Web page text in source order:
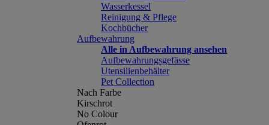
Wasserkessel
Reinigung & Pflege
Kochbücher
Aufbewahrung
Alle in Aufbewahrung ansehen
Aufbewahrungsgefässe
Utensilienbehälter
Pet Collection
Nach Farbe
Kirschrot
No Colour